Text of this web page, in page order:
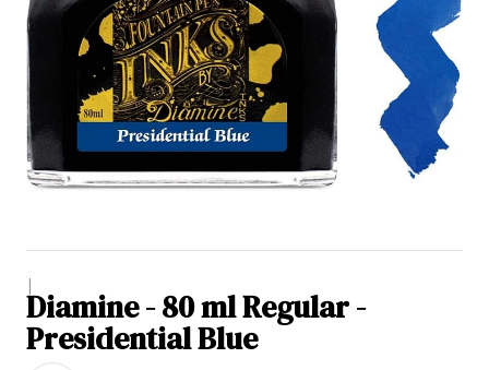
|
Diamine - 80 ml Regular -
Presidential Blue